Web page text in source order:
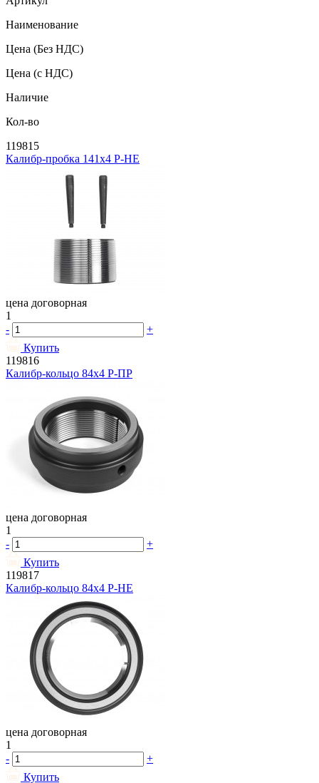
Наименование
Цена (Без НДС)
Цена (с НДС)
Наличие
Кол-во
119815
Калибр-пробка 141х4 Р-НЕ
цена договорная
1
-
+
Купить
119816
Калибр-кольцо 84х4 Р-ПР
цена договорная
1
-
+
Купить
119817
Калибр-кольцо 84х4 Р-НЕ
цена договорная
1
-
+
Купить